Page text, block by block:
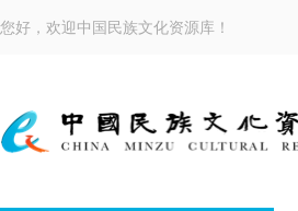
您好，欢迎中国民族文化资源库！